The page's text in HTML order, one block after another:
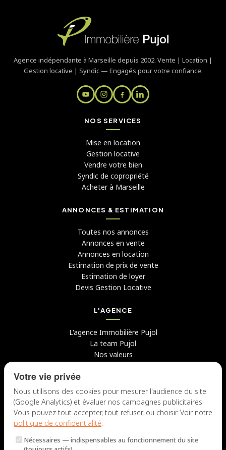
Agence indépendante à Marseille depuis 2002. Vente | Location |
Gestion locative | Syndic — Engagés pour votre confiance.
NOS SERVICES
Mise en location
Gestion locative
Vendre votre bien
Syndic de copropriété
Acheter à Marseille
ANNONCES & ESTIMATION
Toutes nos annonces
Annonces en vente
Annonces en location
Estimation de prix de vente
Estimation de loyer
Devis Gestion Locative
L'AGENCE
L'agence Immobilière Pujol
La team Pujol
Nos valeurs
Avis clients
Candidater chez nous
NOUS CONTACTER
Lun – Jeu : 9h – 12h / 14h – 18h
Votre vie privée
Nous utilisons des cookies pour mesurer l'audience du site
(Google Analytics) et évaluer nos campagnes publicitaires.
Vous pouvez tout accepter, tout refuser, ou choisir. Voir notre
politique de confidentialité.
Nécessaires — indispensables au fonctionnement du site